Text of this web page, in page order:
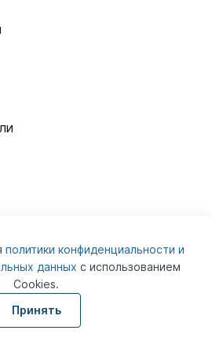
политики конфиденциальности и
данных с использованием
Cookies.
Принятьдля юридических лиц и не
для публичного